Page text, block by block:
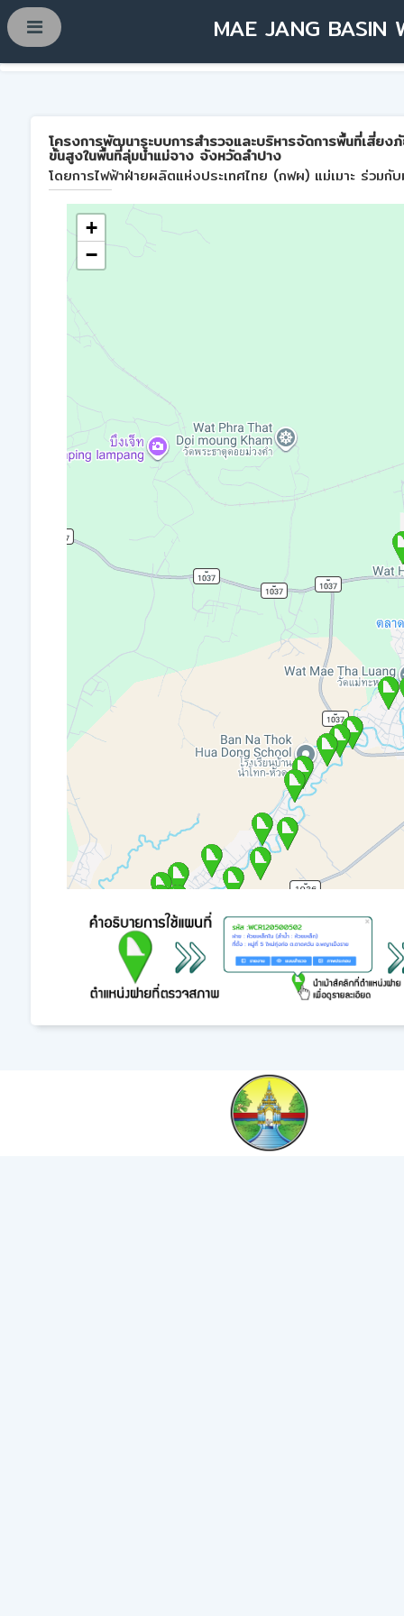
MAE JANG BASIN
โครงการพัฒนาระบบการสำรวจและบริหารจัดการพื้นที่เสี่ย
ขั้นสูงในพื้นที่ลุ่มน้ำแม่จาง จังหวัดลำปาง
โดยการไฟฟ้าฝ่ายผลิตแห่งประเทศไทย (กฟผ) แม่เมาะ ร่วมกั
+
−